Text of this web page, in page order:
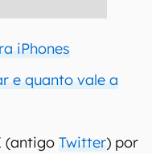
iPhones
e quanto vale a
(antigo Twitter) por